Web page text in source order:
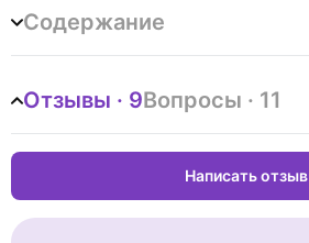
Содержание
Отзывы · 9Вопросы · 11
Написать отзыв